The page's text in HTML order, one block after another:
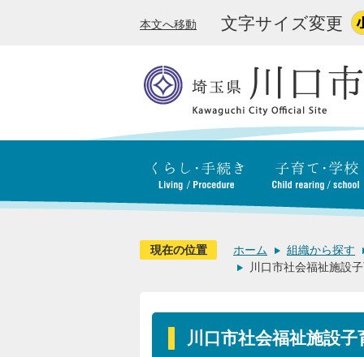
本文へ移動 文字サイズ変更
現在の位置 ホーム
組織から探す
川口市社会福祉施設
川口市社会福祉施設